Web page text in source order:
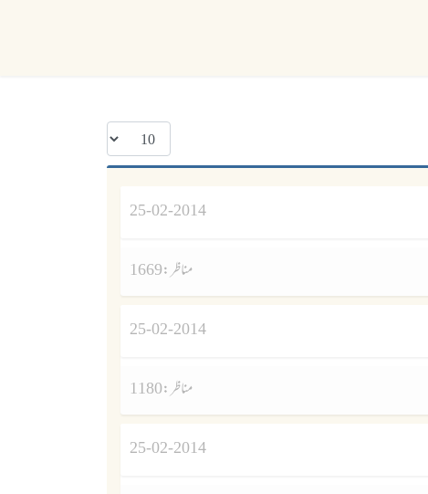
25-02-2014
مناظر :1669
25-02-2014
مناظر :1180
25-02-2014